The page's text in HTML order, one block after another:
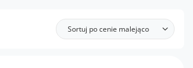
Sortuj po cenie malejąco